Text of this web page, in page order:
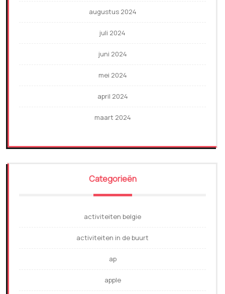
augustus 2024
juli 2024
juni 2024
mei 2024
april 2024
maart 2024
Categorieën
activiteiten belgie
activiteiten in de buurt
ap
apple